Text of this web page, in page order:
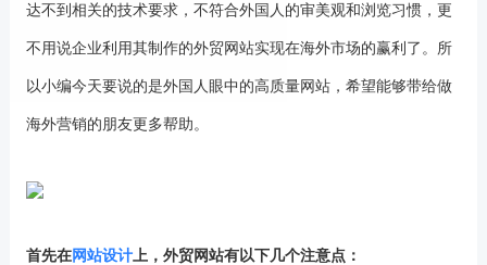
达不到相关的技术要求，不符合外国人的审美观和浏览习惯，更
不用说企业利用其制作的外贸网站实现在海外市场的赢利了。所
以小编今天要说的是外国人眼中的高质量网站，希望能够带给做
海外营销的朋友更多帮助。
首先在网站设计上，外贸网站有以下几个注意点：